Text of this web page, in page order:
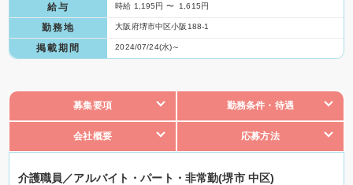
給与 時給 1,195円 〜 1,615円
勤務地 大阪府堺市中区小阪188-1
掲載期間 2024/07/24(水)～
募集要項 勤務条件・待遇
会社概要 応募方法
介護職員／アルバイト・パート・非常勤(堺市 中区)